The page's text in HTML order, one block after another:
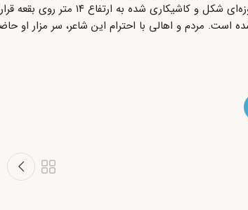
بقعه قرار گرفته است. گنبدی
است. مردم و اهالی با احترام این شاعر، سر مزار